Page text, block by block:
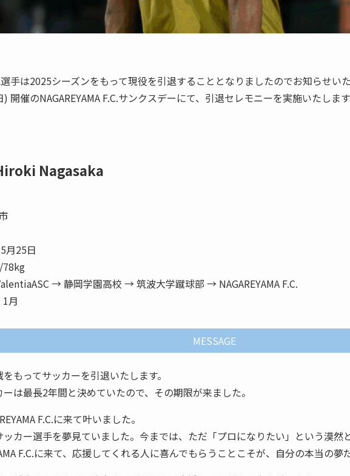
手は2025シーズンをもって現役を引退することとなりましたのでお知らせい
開催のNAGAREYAMA F.C.サンクスデーにて、引退セレモニーを実施いたしま
Nagasaka
月25日
78kg
→ 静岡学園高校 → 筑波大学蹴球部 → NAGAREYAMA F.C.
月
MESSAGE
もってサッカーを引退いたします。
は最長2年間と決めていたので、その期限が来ました。
F.C.に来て叶いました。
ッカー選手を夢見ていました。今までは、ただ「プロになりたい」という漠然
F.C.に来て、応援してくれる人に喜んでもらうことこそが、自分の本当の